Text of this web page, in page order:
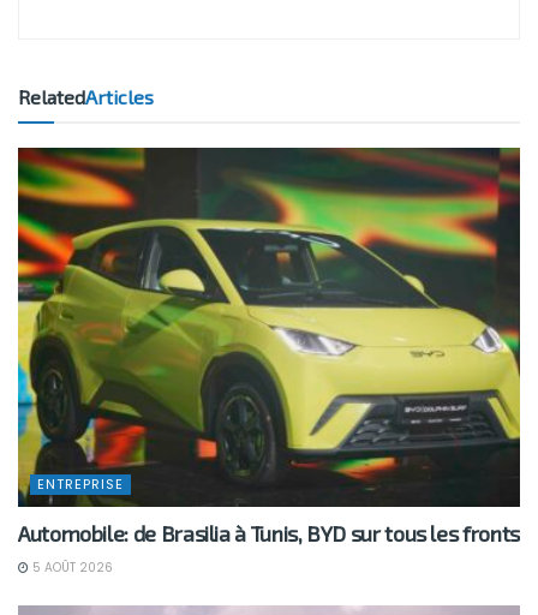
RelatedArticles
ENTREPRISE
Automobile: de Brasilia à Tunis, BYD sur tous les fronts
5 AOÛT 2026